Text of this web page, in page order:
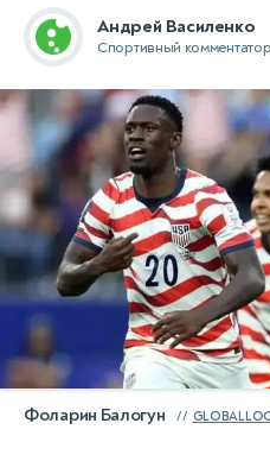
Андрей Василенко
Спортивный
Фоларин Балогун